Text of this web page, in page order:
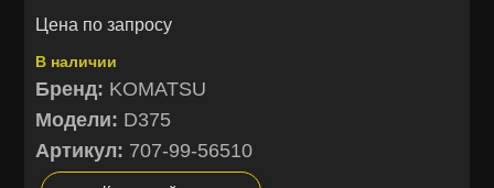
Цена по запросу
В наличии
Бренд: KOMATSU
Модели: D375
Артикул: 707-99-56510